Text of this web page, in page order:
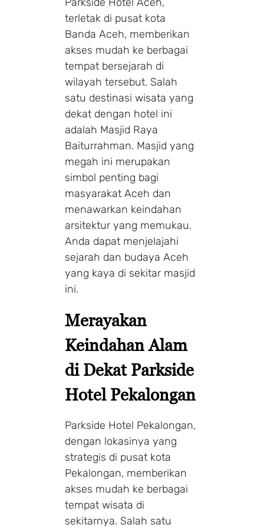
terletak di pusat kota
Banda Aceh, memberikan
akses mudah ke berbagai
tempat bersejarah di
wilayah tersebut. Salah
satu destinasi wisata yang
dekat dengan hotel ini
adalah Masjid Raya
Baiturrahman. Masjid yang
megah ini merupakan
simbol penting bagi
masyarakat Aceh dan
menawarkan keindahan
arsitektur yang memukau.
Anda dapat menjelajahi
sejarah dan budaya Aceh
yang kaya di sekitar masjid
ini.
Merayakan
Keindahan Alam
di Dekat Parkside
Hotel Pekalongan
Parkside Hotel Pekalongan,
dengan lokasinya yang
strategis di pusat kota
Pekalongan, memberikan
akses mudah ke berbagai
tempat wisata di
sekitarnya. Salah satu